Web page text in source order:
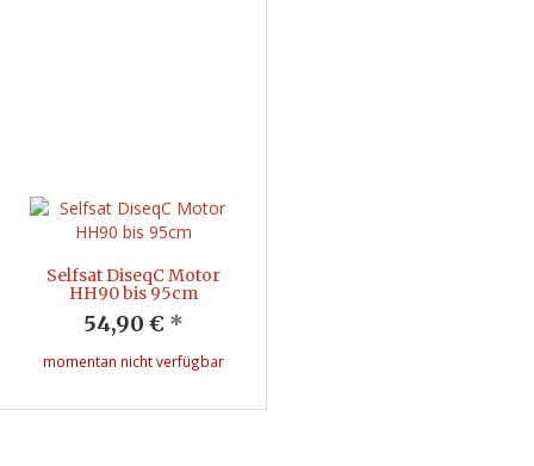
Selfsat DiseqC Motor
HH90 bis 95cm
54,90 € *
momentan nicht verfügbar